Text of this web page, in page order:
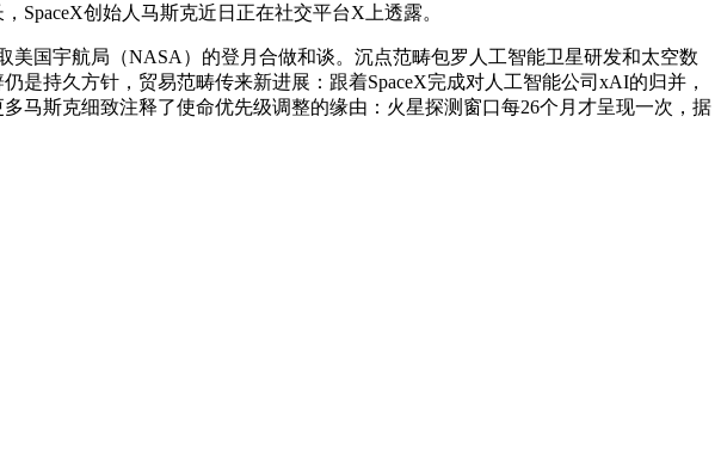
创始人马斯克近日正在社交平台X上透露。
国宇航局（NASA）的登月合做和谈。沉点范畴包罗人工智能卫星研发和太空数
持久方针，贸易范畴传来新进展：跟着SpaceX完成对人工智能公司xAI的归并，
马斯克细致注释了使命优先级调整的缘由：火星探测窗口每26个月才呈现一次，据